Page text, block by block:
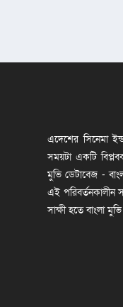
এদেশের সিনেমা
সময়টা একটি
মুভি ডেটাবেজ -
এই পরিবর্তনকালীন
সাক্ষী হতে বাংলা